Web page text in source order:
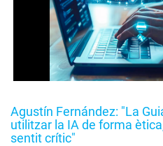
Agustín Fernández: "La
utilitzar la IA de forma
sentit crític"